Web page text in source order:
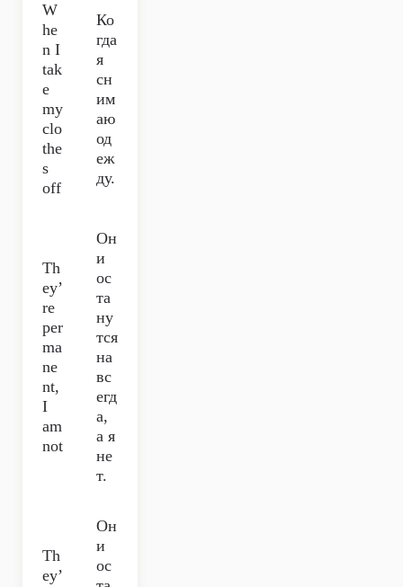
W
he
n I
tak
e
my
clo
the
s
off
Ко
гда
я
сн
им
аю
од
еж
ду.
Th
ey’
re
per
ma
ne
nt,
I
am
not
Он
и
ос
та
ну
тся
на
вс
егд
а,
а я
не
т.
Th
ey’
Он
и
ос